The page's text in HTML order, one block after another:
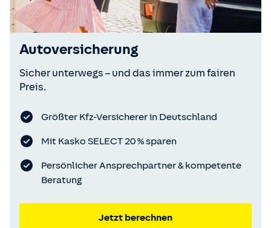
Autoversicherung
Sicher unterwegs – und das immer zum fairen
Preis.
Größter Kfz-Versicherer in Deutschland
Mit Kasko SELECT 20 % sparen
Persönlicher Ansprechpartner & kompetente
Beratung
Jetzt berechnen